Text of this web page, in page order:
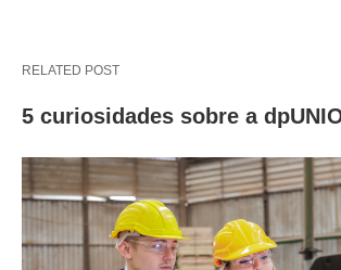
RELATED POST
5 curiosidades sobre a